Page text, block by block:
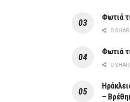
Φωτιά
0
Φωτιά
0
–